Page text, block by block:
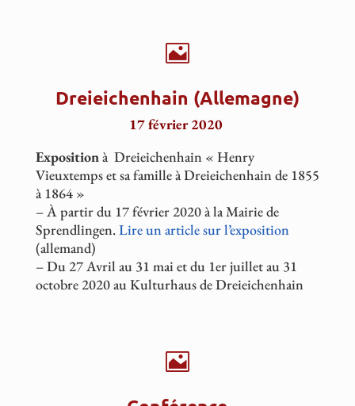

Dreieichenhain (Allemagne)
17 février 2020
Expositionà Dreieichenhain « Henry
Vieuxtemps et sa famille à Dreieichenhain de 1855
à 1864 »
– À partir du 17 février 2020 à la Mairie de
Sprendlingen.Lire un article sur l’exposition
(allemand)
– Du 27 Avril au 31 mai et du 1erjuillet au 31
octobre 2020 au Kulturhaus de Dreieichenhain
